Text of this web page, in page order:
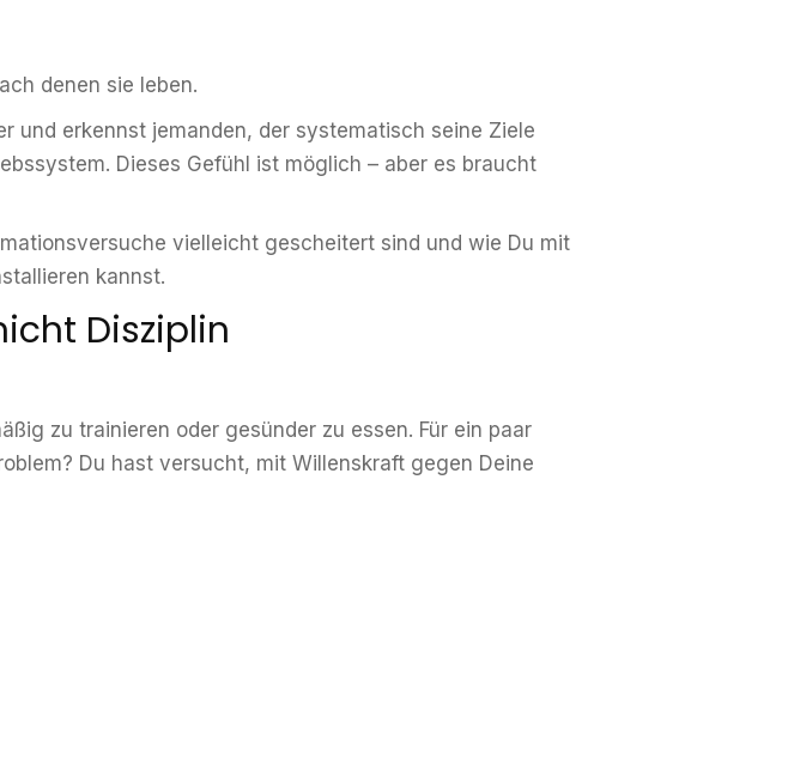
denen sie leben.
und erkennst jemanden, der systematisch seine Ziele
Dieses Gefühl ist möglich – aber es braucht
vielleicht gescheitert sind und wie Du mit
kannst.
Disziplin
zu trainieren oder gesünder zu essen. Für ein paar
Du hast versucht, mit Willenskraft gegen Deine